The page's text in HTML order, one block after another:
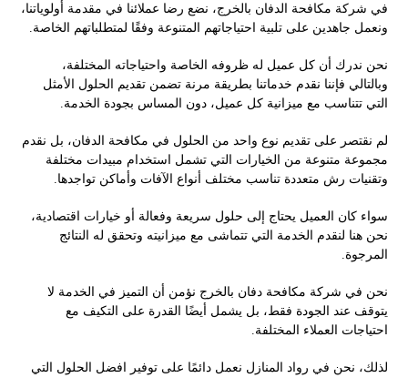
في شركة مكافحة الدفان بالخرج، نضع رضا عملائنا في مقدمة أولوياتنا،
ونعمل جاهدين على تلبية احتياجاتهم المتنوعة وفقًا لمتطلباتهم الخاصة.
نحن ندرك أن كل عميل له ظروفه الخاصة واحتياجاته المختلفة،
وبالتالي فإننا نقدم خدماتنا بطريقة مرنة تضمن تقديم الحلول الأمثل
التي تتناسب مع ميزانية كل عميل، دون المساس بجودة الخدمة.
لم نقتصر على تقديم نوع واحد من الحلول في مكافحة الدفان، بل نقدم
مجموعة متنوعة من الخيارات التي تشمل استخدام مبيدات مختلفة
وتقنيات رش متعددة تناسب مختلف أنواع الآفات وأماكن تواجدها.
سواء كان العميل يحتاج إلى حلول سريعة وفعالة أو خيارات اقتصادية،
نحن هنا لنقدم الخدمة التي تتماشى مع ميزانيته وتحقق له النتائج
المرجوة.
نحن في شركة مكافحة دفان بالخرج نؤمن أن التميز في الخدمة لا
يتوقف عند الجودة فقط، بل يشمل أيضًا القدرة على التكيف مع
احتياجات العملاء المختلفة.
لذلك، نحن في رواد المنازل نعمل دائمًا على توفير افضل الحلول التي